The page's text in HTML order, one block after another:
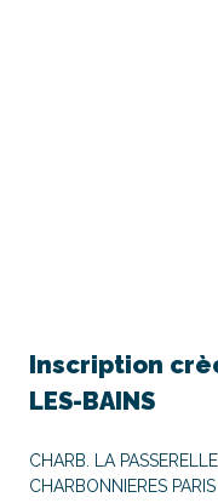
Inscription
LES-BAINS
CHARB. LA
CHARBONNIERES